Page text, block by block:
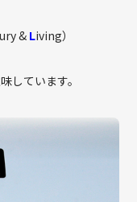
&Living）
しています。